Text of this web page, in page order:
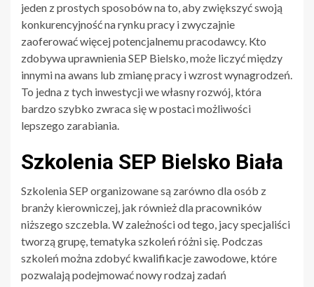
jeden z prostych sposobów na to, aby zwiększyć swoją
konkurencyjność na rynku pracy i zwyczajnie
zaoferować więcej potencjalnemu pracodawcy. Kto
zdobywa uprawnienia SEP Bielsko, może liczyć między
innymi na awans lub zmianę pracy i wzrost wynagrodzeń.
To jedna z tych inwestycji we własny rozwój, która
bardzo szybko zwraca się w postaci możliwości
lepszego zarabiania.
Szkolenia SEP Bielsko Biała
Szkolenia SEP organizowane są zarówno dla osób z
branży kierowniczej, jak również dla pracowników
niższego szczebla. W zależności od tego, jacy specjaliści
tworzą grupę, tematyka szkoleń różni się. Podczas
szkoleń można zdobyć kwalifikacje zawodowe, które
pozwalają podejmować nowy rodzaj zadań